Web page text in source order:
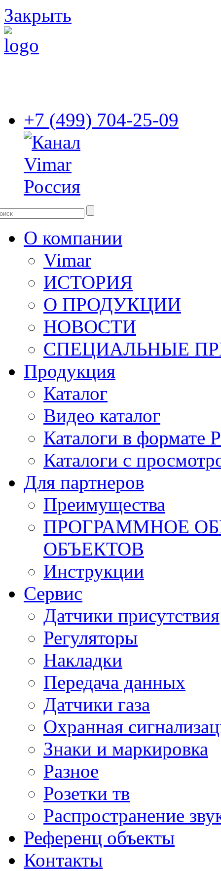
Закрыть
+7 (499) 704-25-09
О компании
Vimar
ИСТОРИЯ
О ПРОДУКЦИИ
НОВОСТИ
СПЕЦИАЛЬНЫЕ
Продукция
Каталог
Видео каталог
Каталоги в формате
Каталоги с
Для партнеров
Преимущества
ПРОГРАММНОЕ
ОБЪЕКТОВ
Инструкции
Сервис
Датчики присутствия
Регуляторы
Накладки
Передача данных
Датчики газа
Охранная
Знаки и маркировка
Разное
Розетки тв
Распространение
Референц объекты
Контакты